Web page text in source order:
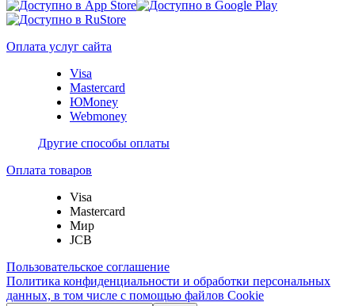
Оплата услуг сайта
Visa
Mastercard
ЮMoney
Webmoney
Другие способы оплаты
Оплата товаров
Visa
Mastercard
Мир
JCB
Пользовательское соглашение
Политика конфиденциальности и обработки персональных
данных, в том числе с помощью файлов Cookie